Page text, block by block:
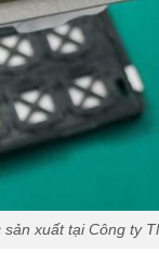
xuất tại Công ty